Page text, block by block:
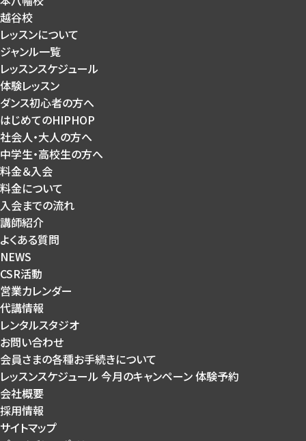
越谷校
レッスンについて
ジャンル一覧
レッスンスケジュール
体験レッスン
ダンス初心者の方へ
はじめてのHIPHOP
社会人・大人の方へ
中学生・高校生の方へ
料金＆入会
料金について
入会までの流れ
講師紹介
よくある質問
NEWS
CSR活動
営業カレンダー
代講情報
レンタルスタジオ
お問い合わせ
会員さまの各種お手続きについて
レッスンスケジュール今月のキャンペーン体験予約
会社概要
採用情報
サイトマップ